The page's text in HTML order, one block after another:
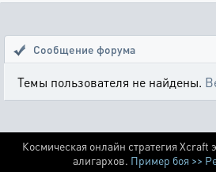
Сообщение форума
Темы пользователя не найдены.
Космическая онлайн стратегия Xcraft
алигархов. Пример боя >>